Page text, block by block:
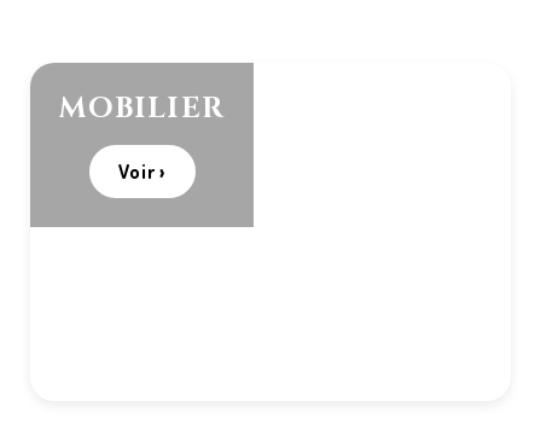
MOBILIER
Voir ›